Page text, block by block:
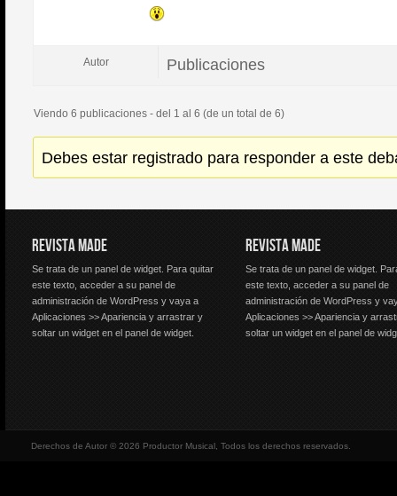
Autor Publicaciones
Viendo 6 publicaciones - del 1 al 6 (de un total de 6)
Debes estar registrado para responder a este
REVISTA MADE
Se trata de un panel de widget. Para quitar
este texto, acceder a su panel de
administración de WordPress y vaya a
Aplicaciones >> Apariencia y arrastrar y
soltar un widget en el panel de widget.
REVISTA MADE
Se trata de un panel de widget.
este texto, acceder a su panel de
administración de WordPress y
Aplicaciones >> Apariencia y
soltar un widget en el panel de
Derechos de Autor © 2026 Productor Musical, Todos los derechos reservados.